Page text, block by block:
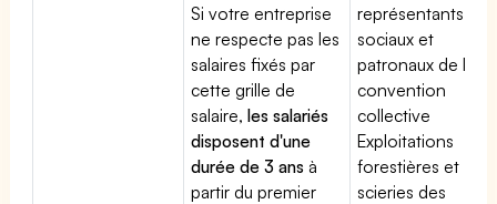
Si votre entreprise
ne respecte pas les
salaires fixés par
cette grille de
salaire,les salariés
disposent d'une
durée de 3 ans à
partir du premier
représentants
sociaux et
patronaux de la
convention
collective
Exploitations
forestières et
scieries des